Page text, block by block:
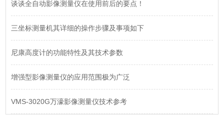
谈谈全自动影像测量仪在使用前后的要点！
三坐标测量机其详细的操作步骤及事项如下
尼康高度计的功能特性及其技术参数
增强型影像测量仪的应用范围极为广泛
VMS-3020G万濠影像测量仪技术参考